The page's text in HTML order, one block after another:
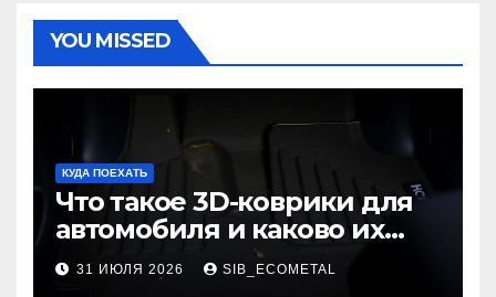
YOU MISSED
КУДА ПОЕХАТЬ
Что такое 3D-коврики для
автомобиля и каково их
основное назначение
31 ИЮЛЯ 2026 SIB_ECOMETAL